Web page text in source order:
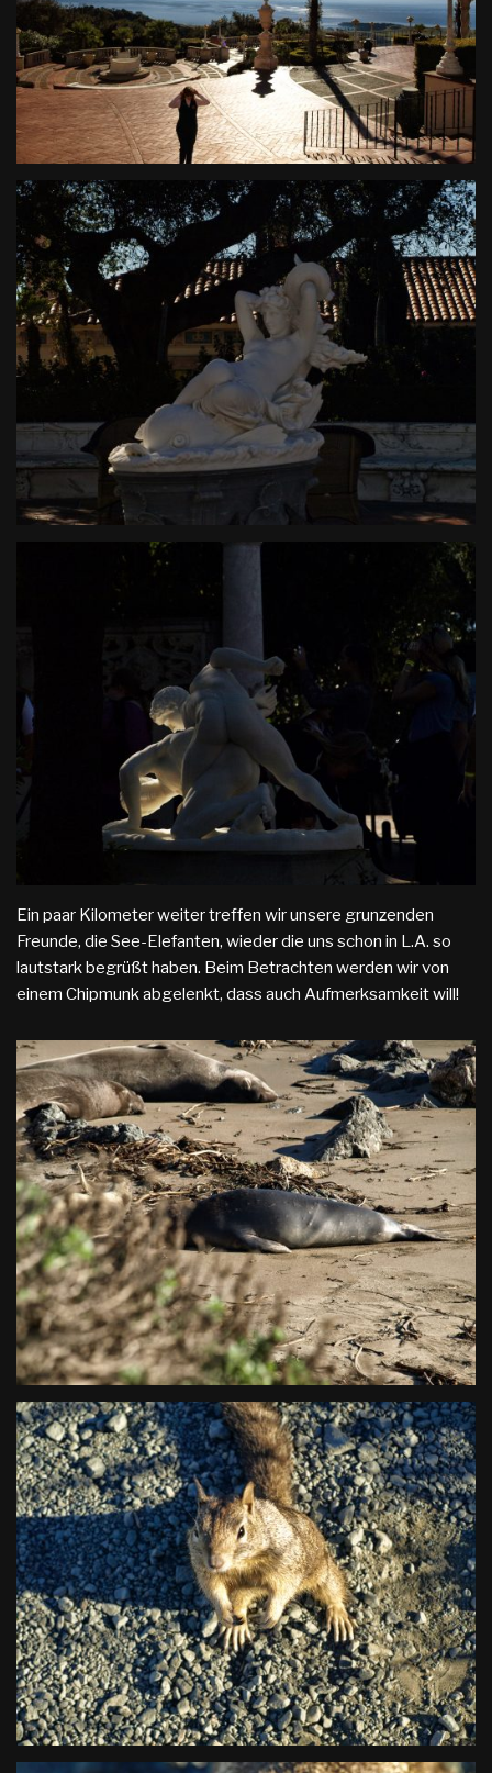
Ein paar Kilometer weiter treffen wir unsere grunzenden
Freunde, die See-Elefanten, wieder die uns schon in L.A. so
lautstark begrüßt haben. Beim Betrachten werden wir von
einem Chipmunk abgelenkt, dass auch Aufmerksamkeit will!